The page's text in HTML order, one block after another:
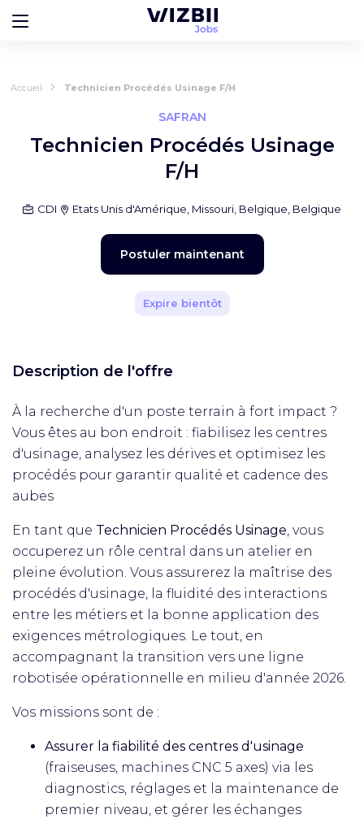
Accueil Technicien Procédés Usinage F/H
SAFRAN
Technicien Procédés Usinage
F/H
CDI Etats Unis d'Amérique, Missouri, Belgique, Belgique
Postuler maintenant
Expire bientôt
Description de l'offre
À la recherche d'un poste terrain à fort impact ?
Vous êtes au bon endroit : fiabilisez les centres
d'usinage, analysez les dérives et optimisez les
procédés pour garantir qualité et cadence des
aubes
En tant que Technicien Procédés Usinage, vous
occuperez un rôle central dans un atelier en
pleine évolution. Vous assurerez la maîtrise des
procédés d'usinage, la fluidité des interactions
entre les métiers et la bonne application des
exigences métrologiques. Le tout, en
accompagnant la transition vers une ligne
robotisée opérationnelle en milieu d'année 2026.
Vos missions sont de :
Assurer la fiabilité des centres d'usinage
(fraiseuses, machines CNC 5 axes) via les
diagnostics, réglages et la maintenance de
premier niveau, et gérer les échanges